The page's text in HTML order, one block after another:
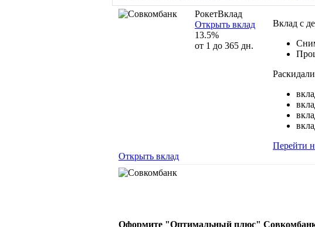
РокетВклад
Открыть вклад
13.5%
от 1 до 365 дн.
Вклад с
Перейти
Открыть вклад
Оформите "Оптимальный плюс"